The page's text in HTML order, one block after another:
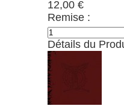
12,00 €
Remise :
Détails du